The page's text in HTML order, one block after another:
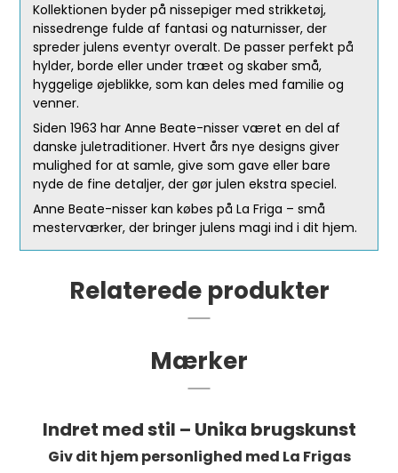
Kollektionen byder på nissepiger med strikketøj,
nissedrenge fulde af fantasi og naturnisser, der
spreder julens eventyr overalt. De passer perfekt på
hylder, borde eller under træet og skaber små,
hyggelige øjeblikke, som kan deles med familie og
venner.
Siden 1963 har Anne Beate-nisser været en del af
danske juletraditioner. Hvert års nye designs giver
mulighed for at samle, give som gave eller bare
nyde de fine detaljer, der gør julen ekstra speciel.
Anne Beate-nisser kan købes på La Friga – små
mesterværker, der bringer julens magi ind i dit hjem.
Relaterede produkter
Mærker
Indret med stil – Unika brugskunst
Giv dit hjem personlighed med La Frigas